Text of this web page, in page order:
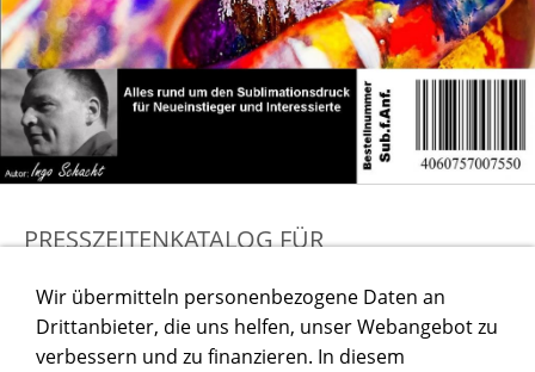
PRESSZEITENKATALOG FÜR
Wir übermitteln personenbezogene Daten an
Drittanbieter, die uns helfen, unser Webangebot zu
verbessern und zu finanzieren. In diesem